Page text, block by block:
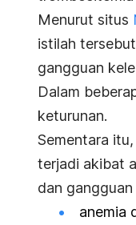
Menurut situs
istilah
gangguan
Dalam
keturunan.
Sementara
terjadi akibat
dan
anemia